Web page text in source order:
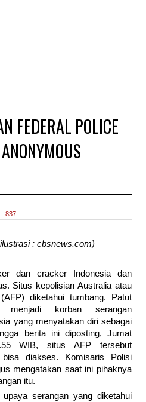
FEDERAL POLICE
: 837
: cbsnews.com)
dan cracker Indonesia dan
Situs kepolisian Australia atau
diketahui tumbang. Patut
korban serangan
yang menyatakan diri sebagai
berita ini diposting, Jumat
WIB, situs AFP tersebut
diakses. Komisaris Polisi
mengatakan saat ini pihaknya
itu.
serangan yang diketahui